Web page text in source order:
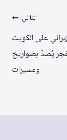
التالي
على الكويت
يُصدّ بصواريخ
ومسيرات